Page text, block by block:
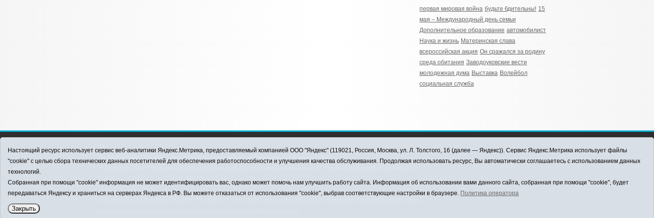
первая мировая война будьте бдительны! 15
мая – Международный день семьи
Дополнительное образование автомобилист
Наука и жизнь Материнская слава
всероссийская акция Он сражался за родину
среда обитания Заводоуковские вести
молодежная дума Выставка Волейбол
социальная служба
ЗАВОДОУКОВСК online / Новости Заводоуковского муниципального округа, 2026
E-mail:
Тел.: 8 (34542) 2-10-33
Политика оператора
Настоящий ресурс использует сервис веб-аналитики Яндекс.Метрика, предоставляемый компанией ООО "Яндекс" (119021, Россия, Москва, ул. Л. Толстого, 16 (далее — Яндекс)). Сервис Яндекс.Метрика использует файлы
"cookie" с целью сбора технических данных посетителей для обеспечения работоспособности и улучшения качества обслуживания. Продолжая использовать ресурс, Вы автоматически соглашаетесь с использованием данных
технологий.
Собранная при помощи "cookie" информация не может идентифицировать вас, однако может помочь нам улучшить работу сайта. Информация об использовании вами данного сайта, собранная при помощи "cookie", будет
передаваться Яндексу и храниться на серверах Яндекса в РФ. Вы можете отказаться от использования "cookie", выбрав соответствующие настройки в браузере. Политика оператора
Закрыть